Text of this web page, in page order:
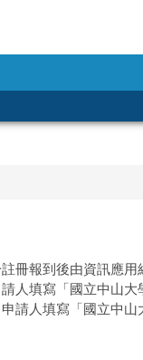
冊報到後由資訊應
人填寫「國立中山
請人填寫「國立中